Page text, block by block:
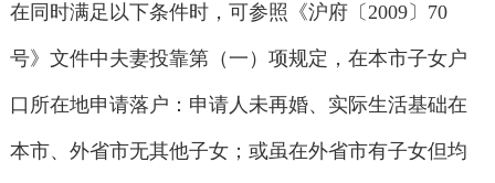
在同时满足以下条件时，可参照《沪府〔2009〕70
号》文件中夫妻投靠第（一）项规定，在本市子女户
口所在地申请落户：申请人未再婚、实际生活基础在
本市、外省市无其他子女；或虽在外省市有子女但均